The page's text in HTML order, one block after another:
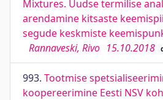
Mixtures. Uudse termilise
arendamine kitsaste
segude keskmiste
Rannaveski, Rivo 15.10.2018
993. Tootmise
koopereerimine Eesti NSV